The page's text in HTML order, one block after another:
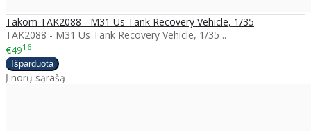
Takom TAK2088 - M31 Us Tank Recovery Vehicle, 1/35
TAK2088 - M31 Us Tank Recovery Vehicle, 1/35 ..
€4916
Į norų sąrašą